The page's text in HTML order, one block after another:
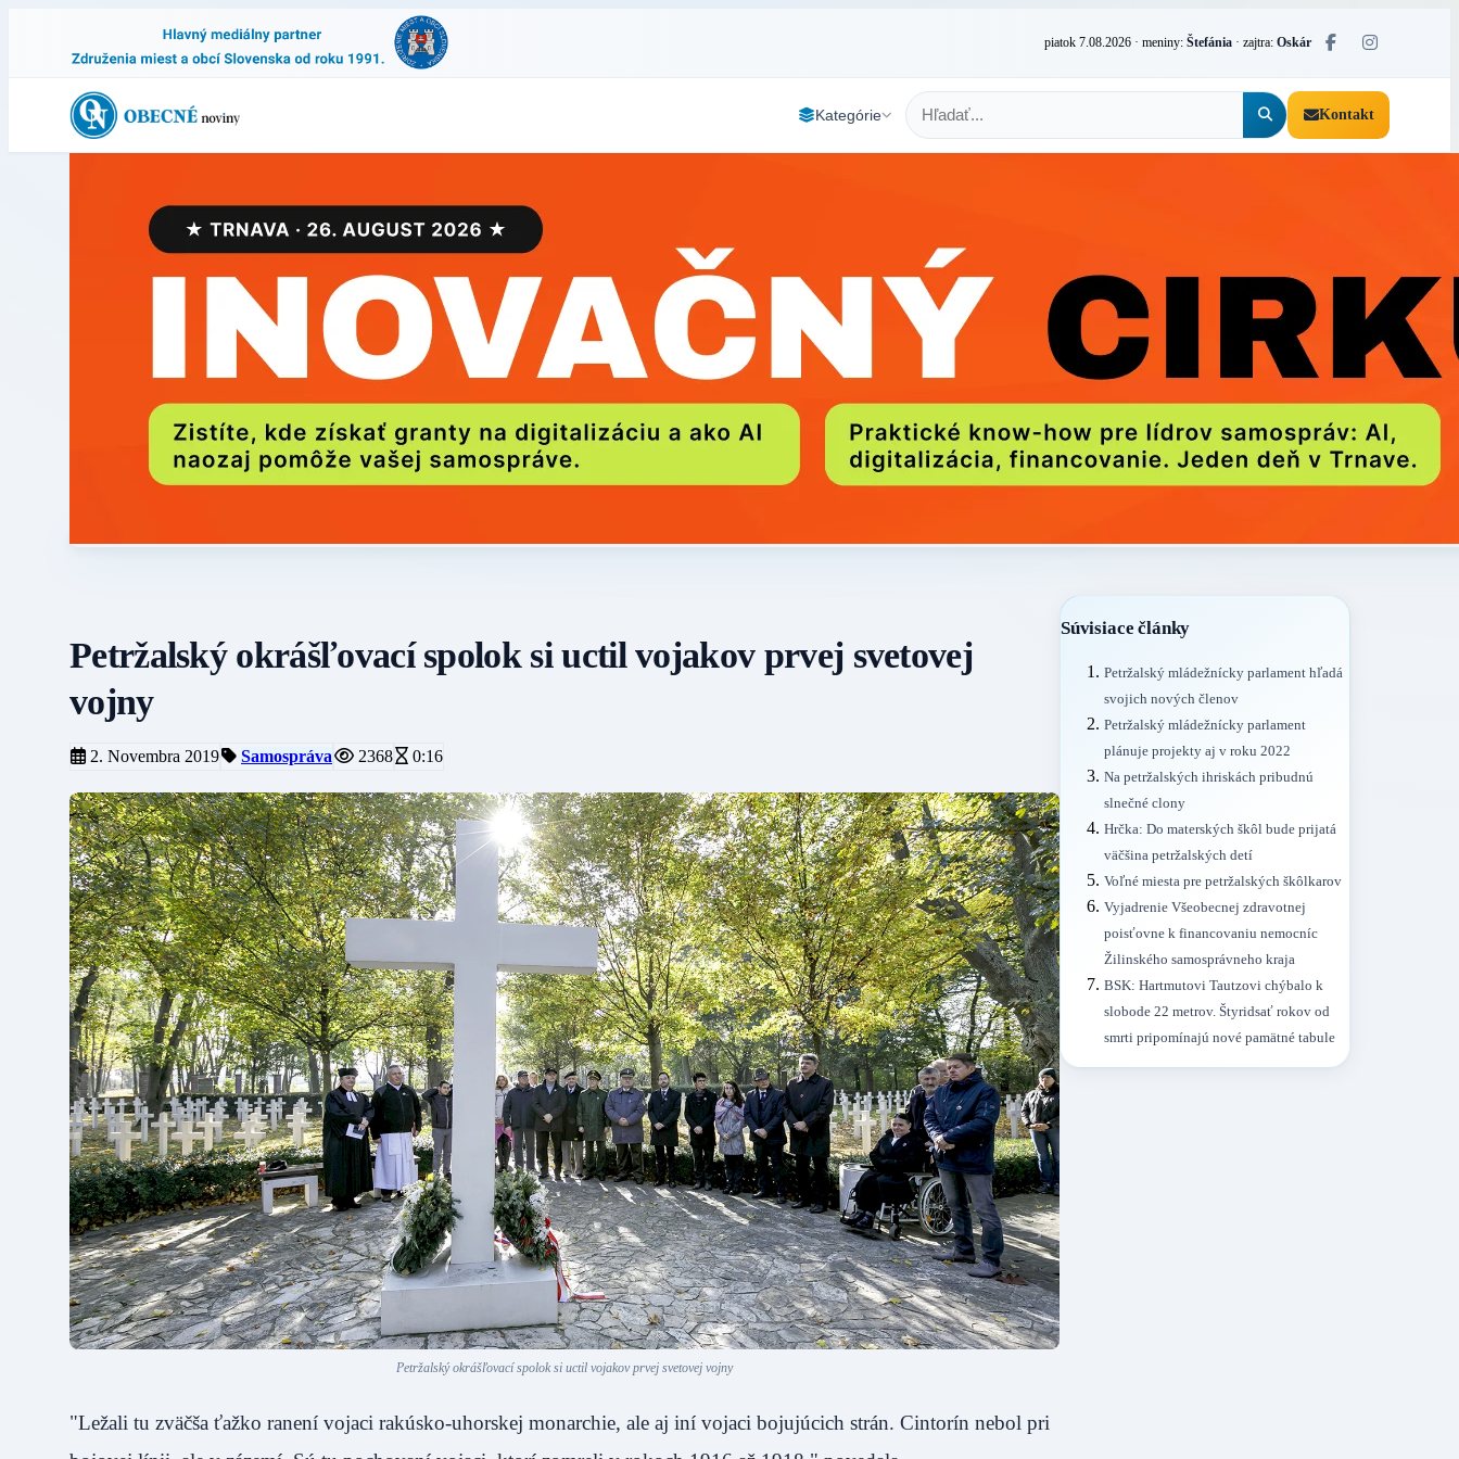
piatok 7.08.2026 · meniny: Štefánia · zajtra: Oskár
Kategórie Kontakt
Petržalský okrášľovací spolok si uctil vojakov prvej svetovej
vojny
2. Novembra 2019 Samospráva 2368 0:16
Petržalský okrášľovací spolok si uctil vojakov prvej svetovej vojny
"Ležali tu zväčša ťažko ranení vojaci rakúsko-uhorskej monarchie, ale aj iní vojaci bojujúcich strán. Cintorín nebol pri
Súvisiace články
Petržalský mládežnícky parlament hľadá
svojich nových členov
Petržalský mládežnícky parlament
plánuje projekty aj v roku 2022
Na petržalských ihriskách pribudnú
slnečné clony
Hrčka: Do materských škôl bude prijatá
väčšina petržalských detí
Voľné miesta pre petržalských škôlkarov
Vyjadrenie Všeobecnej zdravotnej
poisťovne k financovaniu nemocníc
Žilinského samosprávneho kraja
BSK: Hartmutovi Tautzovi chýbalo k
slobode 22 metrov. Štyridsať rokov od
smrti pripomínajú nové pamätné tabule